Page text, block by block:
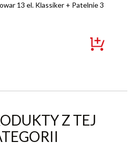
13 el. Klassiker + Patelnie 3
Z TEJ